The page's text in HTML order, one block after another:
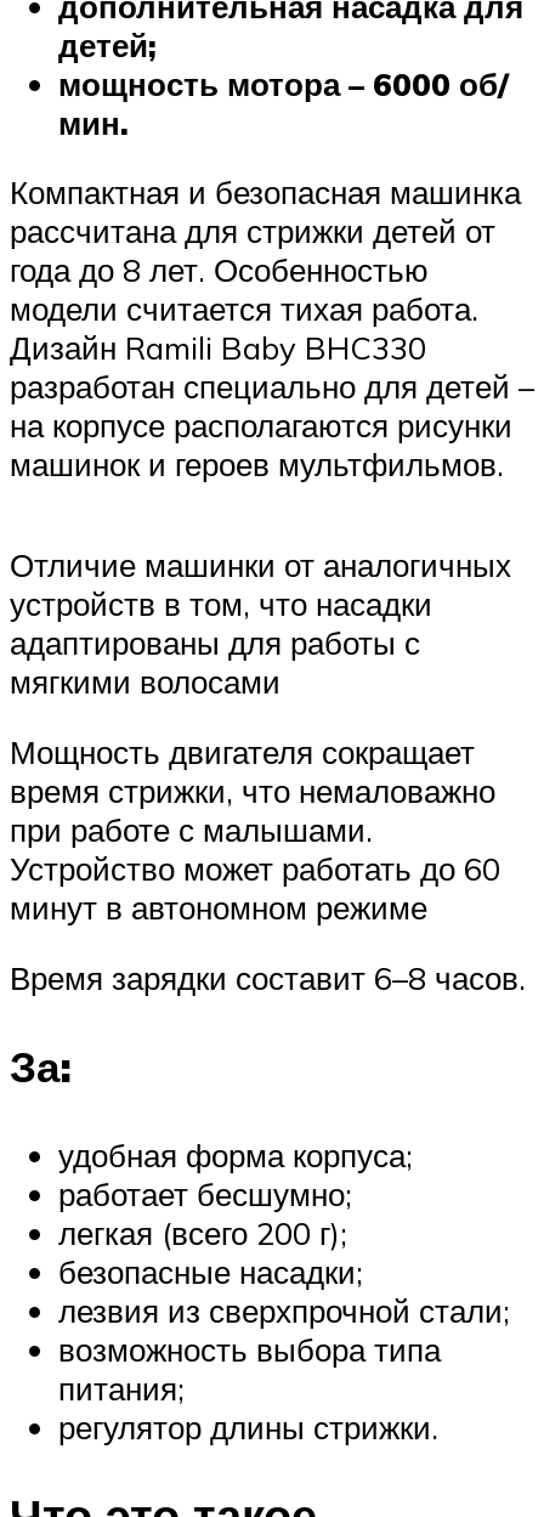
детей;
мощность мотора – 6000 об/
мин.
Компактная и безопасная машинка
рассчитана для стрижки детей от
года до 8 лет. Особенностью
модели считается тихая работа.
Дизайн Ramili Baby BHC330
разработан специально для детей –
на корпусе располагаются рисунки
машинок и героев мультфильмов.
Отличие машинки от аналогичных
устройств в том, что насадки
адаптированы для работы с
мягкими волосами
Мощность двигателя сокращает
время стрижки, что немаловажно
при работе с малышами.
Устройство может работать до 60
минут в автономном режиме
Время зарядки составит 6–8 часов.
За:
удобная форма корпуса;
работает бесшумно;
легкая (всего 200 г);
безопасные насадки;
лезвия из сверхпрочной стали;
возможность выбора типа
питания;
регулятор длины стрижки.